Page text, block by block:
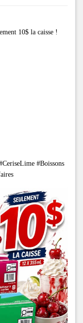
10$ la caisse !
#Boissons